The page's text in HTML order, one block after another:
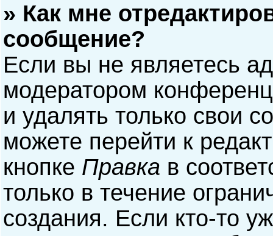
» Как мне
сообщение?
Если вы не являетесь
модератором
и удалять только свои
можете перейти к
кнопке Правка в
только в течение
создания. Если кто-то